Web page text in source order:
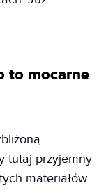
to mocarne
tutaj przyjemny
materiałów.